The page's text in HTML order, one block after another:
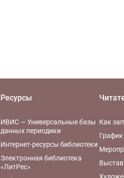
Ресурсы
ИВИС — Универсальные базы
данных периодики
Интернет-ресурсы библиотеки
Электронная библиотека
«ЛитРес»
Как